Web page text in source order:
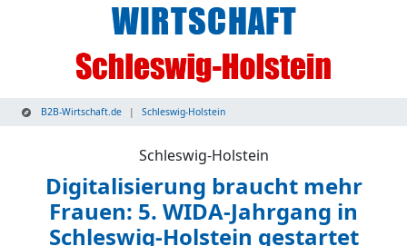
B2B-Wirtschaft.de Schleswig-Holstein
Schleswig-Holstein
Digitalisierung braucht mehr
Frauen: 5. WIDA-Jahrgang in
Schleswig-Holstein gestartet